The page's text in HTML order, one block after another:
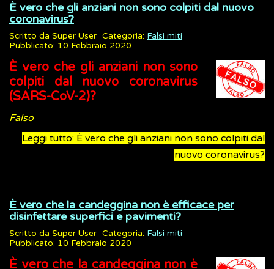
È vero che gli anziani non sono colpiti dal nuovo
coronavirus?
Scritto da Super User Categoria: Falsi miti
Pubblicato: 10 Febbraio 2020
È vero che gli anziani non sono
colpiti dal nuovo coronavirus
(SARS-CoV-2)?
Falso
Leggi tutto: È vero che gli anziani non sono colpiti dal
nuovo coronavirus?
È vero che la candeggina non è efficace per
disinfettare superfici e pavimenti?
Scritto da Super User Categoria: Falsi miti
Pubblicato: 10 Febbraio 2020
È vero che la candeggina non è